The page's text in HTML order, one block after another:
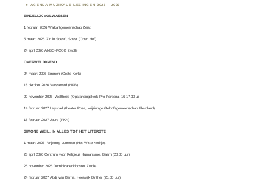
AGENDA MUZIKALE LEZINGEN 2026 – 2027
EINDELIJK VOLWASSEN
1 februari 2026 Walkartgemeenschap Zeist
5 maart 2026 ‘Zin in Soest’, Soest (Open Hof)
24 april 2026 ANBO-PCOB Zwolle
OVERWELDIGEND
24 maart 2026 Emmen (Grote Kerk)
18 oktober 2026 Varsseveld (NPB)
22 november 2026 Wolfheze (Opstandingskerk Pro Persona, 16-17.30 u)
14 februari 2027 Lelystad (theater Posa, Vrijzinnige Geloofsgemeenschap Flevoland)
18 februari 2027 Joure (PKN)
SIMONE WEIL: IN ALLES TOT HET UITERSTE
1 maart 2026Vrijzinnig Lunteren (Het Witte Kerkje).
23 april 2026 Centrum voor Religieus Humanisme, Baarn (20.00 uur)
25 november 2026 Dominicanenklooster Zwolle
24 februari 2027 Abdij van Berne, Heeswijk Dinther (20.00 uur)